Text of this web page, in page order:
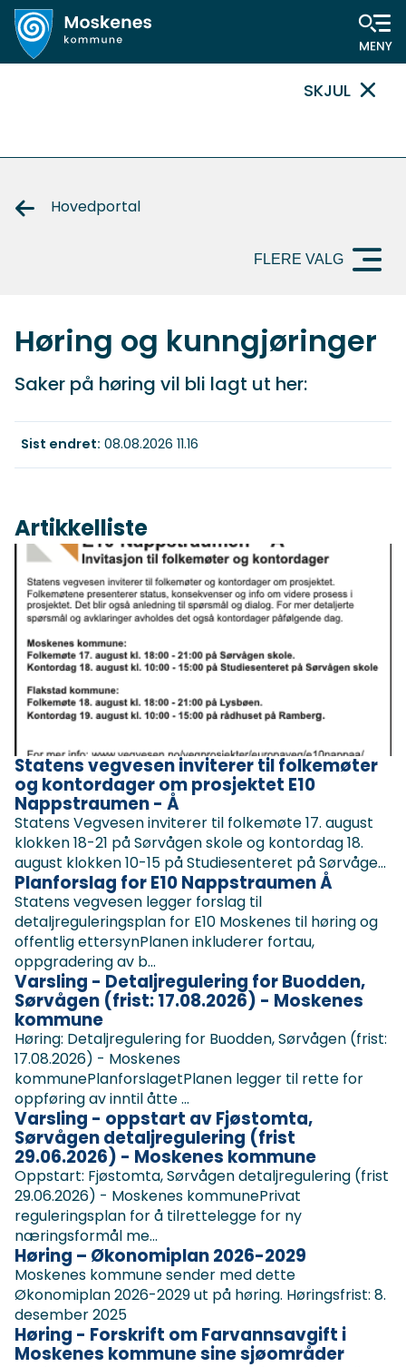
MELDING
SKJUL
Hovedportal
FLERE VALG
Høring og kunngjøringer
Saker på høring vil bli lagt ut her:
Sist endret 08.08.2026 11.16
Artikkelliste
Statens vegvesen inviterer til folkemøter
og kontordager om prosjektet E10
Nappstraumen - Å
Statens Vegvesen inviterer til folkemøte 17. august
klokken 18-21 på Sørvågen skole og kontordag 18.
august klokken 10-15 på Studiesenteret på Sørvåge...
Planforslag for E10 Nappstraumen Å
Statens vegvesen legger forslag til
detaljreguleringsplan for E10 Moskenes til høring og
offentlig ettersynPlanen inkluderer fortau,
oppgradering av b...
Varsling - Detaljregulering for Buodden,
Sørvågen (frist: 17.08.2026) - Moskenes
kommune
Høring: Detaljregulering for Buodden, Sørvågen (frist:
17.08.2026) - Moskenes
kommunePlanforslagetPlanen legger til rette for
oppføring av inntil åtte ...
Varsling - oppstart av Fjøstomta,
Sørvågen detaljregulering (frist
29.06.2026) - Moskenes kommune
Oppstart: Fjøstomta, Sørvågen detaljregulering (frist
29.06.2026) - Moskenes kommunePrivat
reguleringsplan for å tilrettelegge for ny
næringsformål me...
Høring – Økonomiplan 2026-2029
Moskenes kommune sender med dette
Økonomiplan 2026-2029 ut på høring. Høringsfrist: 8.
desember 2025
Høring - Forskrift om Farvannsavgift i
Moskenes kommune sine sjøområder